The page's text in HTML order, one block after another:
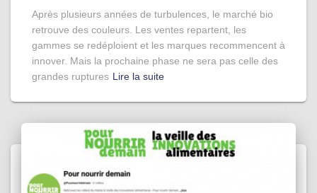
Après plusieurs années de turbulences, le marché bio
retrouve des couleurs. Les ventes repartent, les
gammes se redéploient et les marques recommencent à
innover. Mais la prochaine phase ne sera pas celle des
grandes ruptures Lire la suite